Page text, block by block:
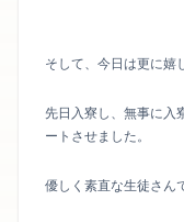
そして、今日は更に嬉
先日入寮し、無事に入
ートさせました。
優しく素直な生徒さん